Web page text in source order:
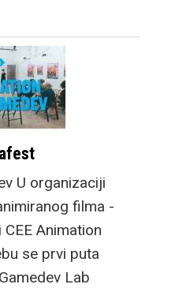
standardnih mobitela, a
nesvakidašnji dizajn
brzo nam je prirastao
srcu. No, prava
prednost vidi se kada
otklopite novi Galaxy
Fold8 jer dobivate
dobro poznat 4: 3
omjer stranica, idealan
za scrollanje webom,
U organizaciji
filma -
Animation
se prvi puta
Lab